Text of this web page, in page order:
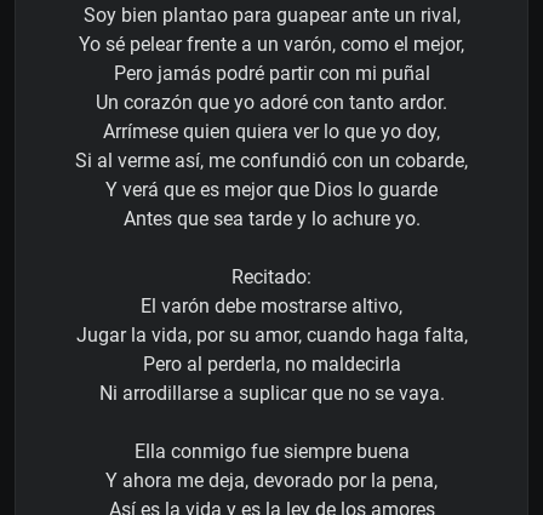
Soy bien plantao para guapear ante un rival,
Yo sé pelear frente a un varón, como el mejor,
Pero jamás podré partir con mi puñal
Un corazón que yo adoré con tanto ardor.
Arrímese quien quiera ver lo que yo doy,
Si al verme así, me confundió con un cobarde,
Y verá que es mejor que Dios lo guarde
Antes que sea tarde y lo achure yo.
Recitado:
El varón debe mostrarse altivo,
Jugar la vida, por su amor, cuando haga falta,
Pero al perderla, no maldecirla
Ni arrodillarse a suplicar que no se vaya.
Ella conmigo fue siempre buena
Y ahora me deja, devorado por la pena,
Así es la vida y es la ley de los amores